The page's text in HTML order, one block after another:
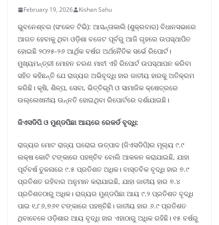
February 19, 2026 Kishan Sahu
ଭୁବନେଶ୍ବର (ସଂକେତ ଟିଭି): ଆସନ୍ତାକାଲି (ଶୁକ୍ରବାର) ବିଧାନସଭାରେ
ଆଗତ ହେବାକୁ ଥିବା ଓଡ଼ିଶା ବଜେଟ ପୂର୍ବରୁ ଆଜି ଗୃହରେ ଉପସ୍ଥାପିତ
ହୋଇଛି ୨୦୨୫-୨୬ ଆର୍ଥିକ ବର୍ଷର ଅର୍ଥନୈତିକ ସର୍ଭେ ରିପୋର୍ଟ।
ମୁଖ୍ୟମନ୍ତ୍ରୀ ମୋହନ ଚରଣ ମାଝୀ ଏହି ରିପୋର୍ଟ ଉପସ୍ଥାପନ କରିବା
ସହିତ କହିଛନ୍ତି ଯେ ରାଜ୍ୟର ଅଭିବୃଦ୍ଧି ହାର ଜାତୀୟ ହାରକୁ ଅତିକ୍ରମ
କରିଛି। କୃଷି, ଶିଳ୍ପ, ସେବା, ଭିତ୍ତିଭୂମି ଓ ସାମାଜିକ କ୍ଷେତ୍ରରେ
ଉଲ୍ଲେଖନୀୟ ଉନ୍ନତି ହୋଇଥିବା ରିପୋର୍ଟରେ ଦର୍ଶାଯାଇଛି।
ଜିଏସଡିପି ଓ ମୁଣ୍ଡପିଛା ଆୟରେ ରେକର୍ଡ ବୃଦ୍ଧି:
ରାଜ୍ୟର ମୋଟ ରାଜ୍ୟ ଘରୋଇ ଉତ୍ପାଦ (ଜିଏସଡିପି)ର ମୂଲ୍ୟ ୯.୯
ଲକ୍ଷ କୋଟି ଟଙ୍କାରେ ପହଞ୍ଚିବ ବୋଲି ଆକଳନ କରାଯାଇଛି, ଯାହା
ପୂର୍ବବର୍ଷ ତୁଳନାରେ ୯.୫ ପ୍ରତିଶତ ଅଧିକ। ବାସ୍ତବିକ ବୃଦ୍ଧି ହାର ୭.୯
ପ୍ରତିଶତ ରହିବାର ଅନୁମାନ କରାଯାଇଛି, ଯାହା ଜାତୀୟ ହାର ୭.୪
ପ୍ରତିଶତଠାରୁ ଅଧିକ। ରାଜ୍ୟର ମୁଣ୍ଡପିଛା ଆୟ ୯.୨ ପ୍ରତିଶତ ବୃଦ୍ଧି
ପାଇ ୧,୮୬,୭୬୧ ଟଙ୍କାରେ ପହଞ୍ଚିଛି। ଜାତୀୟ ହାର ୬.୯ ପ୍ରତିଶତ
ଥିବାବେଳେ ଓଡ଼ିଶାର ଆୟ ବୃଦ୍ଧି ହାର ଏହାଠାରୁ ଅଧିକ ରହିଛି। ୧୫ ବର୍ଷରୁ